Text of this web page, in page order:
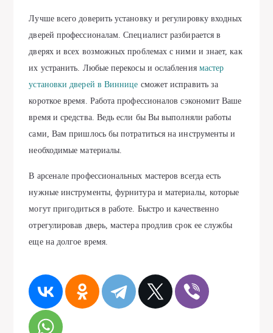
Лучше всего доверить установку и регулировку входных
дверей профессионалам. Специалист разбирается в
дверях и всех возможных проблемах с ними и знает, как
их устранить. Любые перекосы и ослабления мастер
установки дверей в Виннице сможет исправить за
короткое время. Работа профессионалов сэкономит Ваше
время и средства. Ведь если бы Вы выполняли работы
сами, Вам пришлось бы потратиться на инструменты и
необходимые материалы.
В арсенале профессиональных мастеров всегда есть
нужные инструменты, фурнитура и материалы, которые
могут пригодиться в работе. Быстро и качественно
отрегулировав дверь, мастера продлив срок ее службы
еще на долгое время.